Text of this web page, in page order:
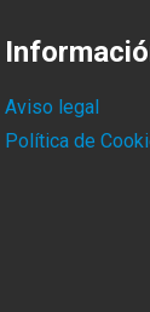
Aviso legal
Política de